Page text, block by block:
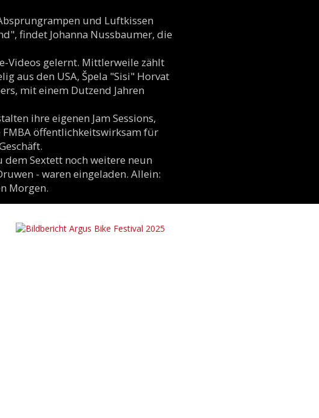
und Luftkissen
findet Johanna Nussbaumer, die
Videos gelernt. Mittlerweile zählt
aus den USA, Špela "Sisi" Horvat
mit einem Dutzend Jahren
ihre eigenen Jam Sessions,
FMBA öffentlichkeitswirksam für
Sextett noch weitere neun
- waren eingeladen. Allein:
Morgen.